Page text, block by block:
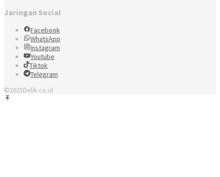
Jaringan Social
Facebook
WhatsApp
Instagram
Youtube
Tiktok
Telegram
©2025Delik.co.id